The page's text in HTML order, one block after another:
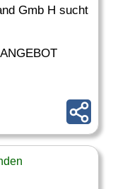
Gmb H sucht